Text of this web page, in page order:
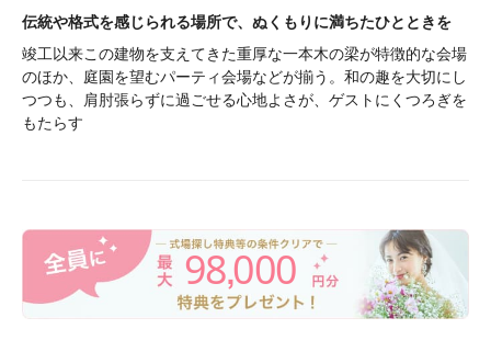
伝統や格式を感じられる場所で、ぬくもりに満ちたひとときを
竣工以来この建物を支えてきた重厚な一本木の梁が特徴的な会場
のほか、庭園を望むパーティ会場などが揃う。和の趣を大切にし
つつも、肩肘張らずに過ごせる心地よさが、ゲストにくつろぎを
もたらす
98,000